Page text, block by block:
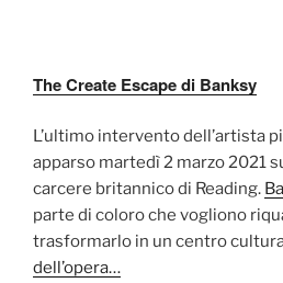
The Create Escape di Banksy
L’ultimo intervento dell’artista
apparso martedì 2 marzo 2021
carcere britannico di Reading.
parte di coloro che vogliono
trasformarlo in un centro
dell’opera…